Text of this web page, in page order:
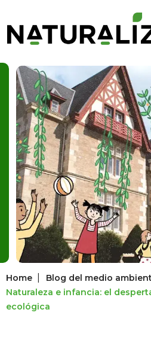
Home Blog del medio
Naturaleza e infancia: el
ecológica